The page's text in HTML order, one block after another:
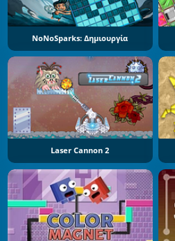
NoNoSparks: Δημιουργία
Laser Cannon 2